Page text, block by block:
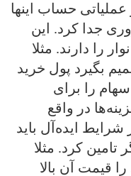
حساب اینها
جدا کرد. این
را دارند. مثلا
بگیرد پول خرید
را برای
در واقع
ایده‌آل باید
کرد. مثلا
قیمت آن بالا